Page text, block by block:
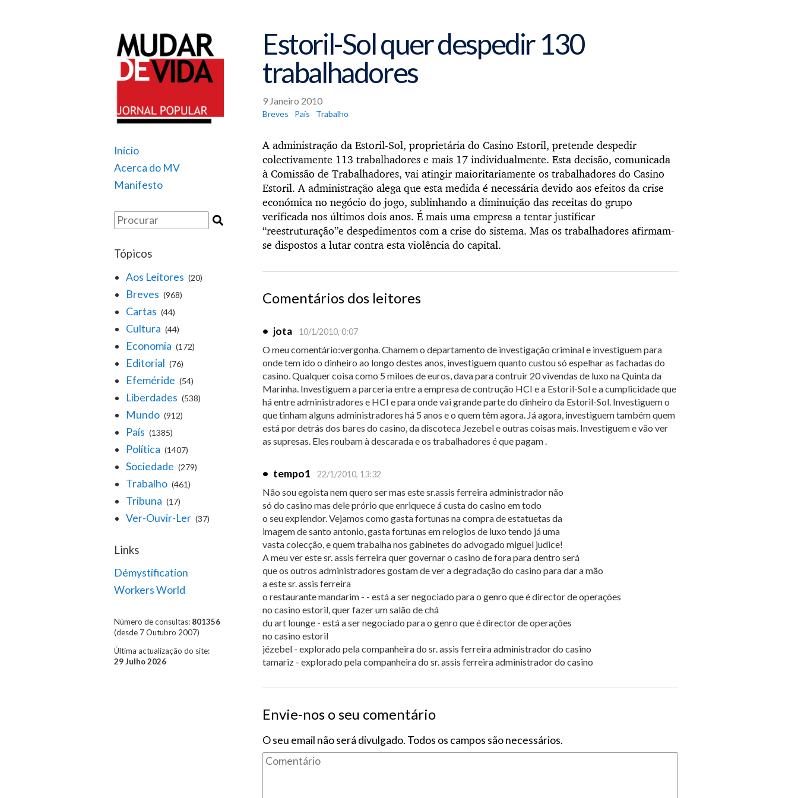
Início
Acerca do MV
Manifesto
Tópicos
Aos Leitores (20)
Breves (968)
Cartas (44)
Cultura (44)
Economia (172)
Editorial (76)
Efeméride (54)
Liberdades (538)
Mundo (912)
País (1385)
Política (1407)
Sociedade (279)
Trabalho (461)
Tribuna (17)
Ver-Ouvir-Ler (37)
Links
Démystification
Workers World
Número de consultas: 801356
(desde 7 Outubro 2007)
Última actualização do site:
29 Julho 2026
Estoril-Sol quer despedir 130
trabalhadores
9 Janeiro 2010
Breves País Trabalho
A administração da Estoril-Sol, proprietária do Casino Estoril, pretende despedir
colectivamente 113 trabalhadores e mais 17 individualmente. Esta decisão, comunicada
à Comissão de Trabalhadores, vai atingir maioritariamente os trabalhadores do Casino
Estoril. A administração alega que esta medida é necessária devido aos efeitos da crise
económica no negócio do jogo, sublinhando a diminuição das receitas do grupo
verificada nos últimos dois anos. É mais uma empresa a tentar justificar
“reestruturação”e despedimentos com a crise do sistema. Mas os trabalhadores afirmam-
se dispostos a lutar contra esta violência do capital.
Comentários dos leitores
• jota 10/1/2010, 0:07
O meu comentário:vergonha. Chamem o departamento de investigação criminal e investiguem para
onde tem ido o dinheiro ao longo destes anos, investiguem quanto custou só espelhar as fachadas do
casino. Qualquer coisa como 5 miloes de euros, dava para contruir 20 vivendas de luxo na Quinta da
Marinha. Investiguem a parceria entre a empresa de contrução HCI e a Estoril-Sol e a cumplicidade que
há entre administradores e HCI e para onde vai grande parte do dinheiro da Estoril-Sol. Investiguem o
que tinham alguns administradores há 5 anos e o quem têm agora. Já agora, investiguem também quem
está por detrás dos bares do casino, da discoteca Jezebel e outras coisas mais. Investiguem e vão ver
as supresas. Eles roubam à descarada e os trabalhadores é que pagam .
• tempo1 22/1/2010, 13:32
Não sou egoista nem quero ser mas este sr.assis ferreira administrador não
só do casino mas dele prório que enriquece á custa do casino em todo
o seu explendor. Vejamos como gasta fortunas na compra de estatuetas da
imagem de santo antonio, gasta fortunas em relogios de luxo tendo já uma
vasta colecção, e quem trabalha nos gabinetes do advogado miguel judice!
A meu ver este sr. assis ferreira quer governar o casino de fora para dentro será
que os outros administradores gostam de ver a degradação do casino para dar a mão
a este sr. assis ferreira
o restaurante mandarim - - está a ser negociado para o genro que é director de operações
no casino estoril, quer fazer um salão de chá
du art lounge - está a ser negociado para o genro que é director de operações
no casino estoril
jézebel - explorado pela companheira do sr. assis ferreira administrador do casino
tamariz - explorado pela companheira do sr. assis ferreira administrador do casino
Envie-nos o seu comentário
O seu email não será divulgado. Todos os campos são necessários.